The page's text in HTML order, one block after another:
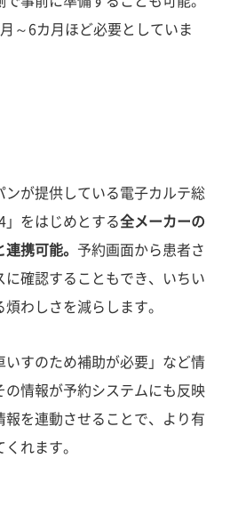
～6カ月ほど必要としていま
ンが提供している電子カルテ総
」をはじめとする全メーカーの
携可能。 予約画面から患者さ
に確認することもでき、いちい
わしさを減らします。
いすのため補助が必要」など情
の情報が予約システムにも反映
報を連動させることで、より有
れます。